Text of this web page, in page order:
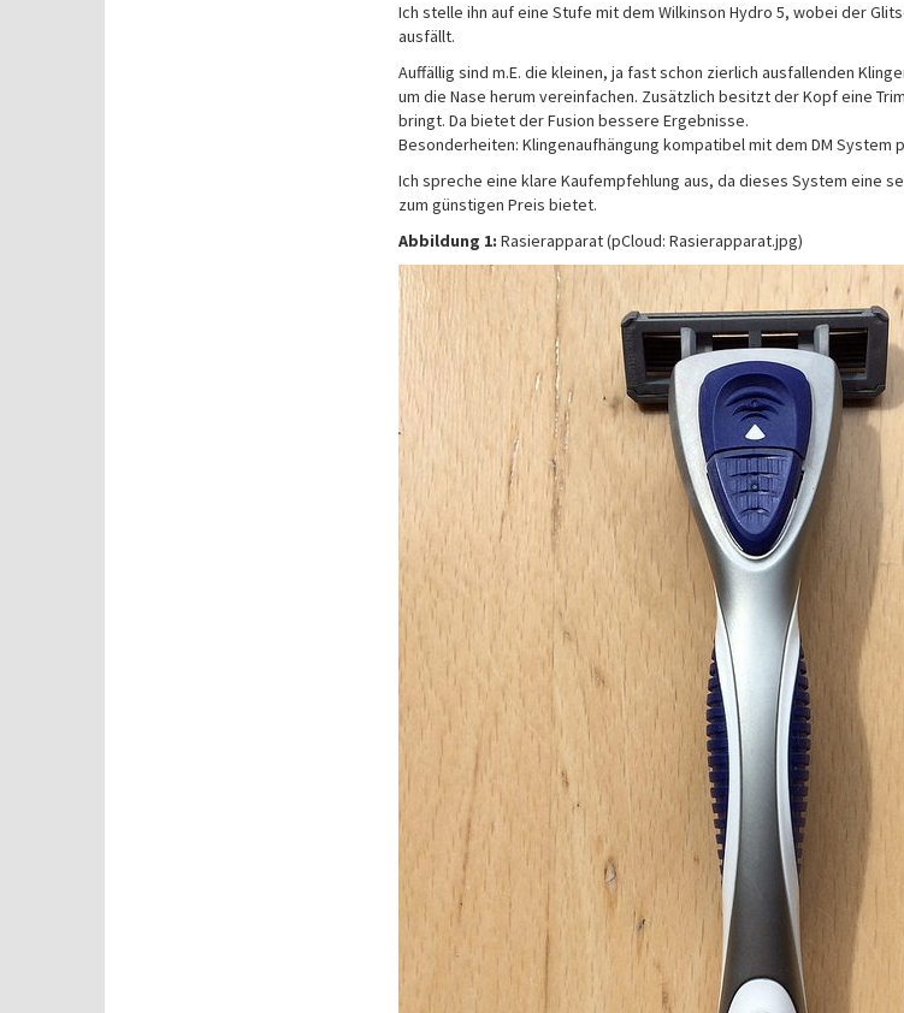
Ich stelle ihn auf eine Stufe mit dem Wilkinson Hydro 5, wobei der
ausfällt.
Auffällig sind m.E. die kleinen, ja fast schon zierlich ausfallenden
um die Nase herum vereinfachen. Zusätzlich besitzt der Kopf eine
bringt. Da bietet der Fusion bessere Ergebnisse.
Besonderheiten: Klingenaufhängung kompatibel mit dem DM System
Ich spreche eine klare Kaufempfehlung aus, da dieses System eine
zum günstigen Preis bietet.
Abbildung 1: Rasierapparat (pCloud: Rasierapparat.jpg)